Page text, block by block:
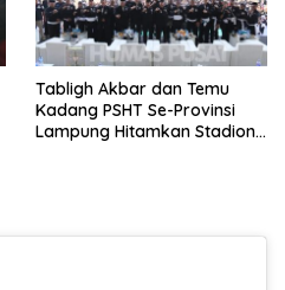
Tabligh Akbar dan Temu
Kadang PSHT Se-Provinsi
Lampung Hitamkan Stadion